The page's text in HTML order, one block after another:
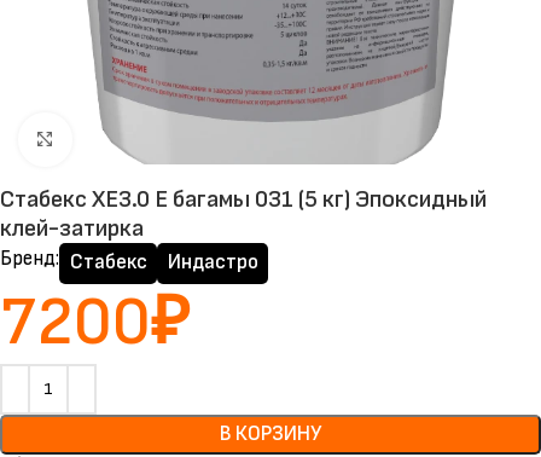
Нажмите, чтобы увеличить
Стабекс XE3.0 E багамы 031 (5 кг) Эпоксидный
клей-затирка
Бренд: Стабекс Индастро
7200₽
В КОРЗИНУ